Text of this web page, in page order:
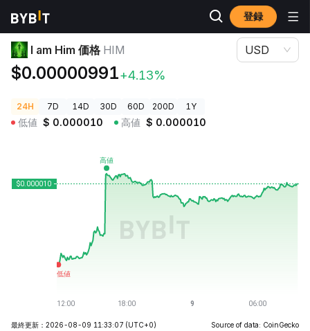
登録
暗号資産価格
I am Him 価格 HIM
$0.00000991+4.13%
USD
24H 7D 14D 30D 60D 200D 1Y
低値 $ 0.000010 高値 $ 0.000010
最終更新：2026-08-09 11:33:07 (UTC+0) Source of data: CoinGecko